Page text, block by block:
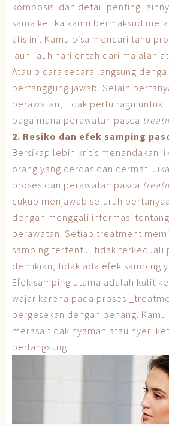
komposisi dan detail penting
sama ketika kamu bermaksud
alis ini. Kamu bisa mencari tahu
jauh-jauh hari entah dari majalah
Atau bicara secara langsung
bertanggung jawab. Selain
perawatan, tidak perlu ragu untuk
bagaimana perawatan pasca
2. Resiko dan efek samping
Bersikap lebih kritis menandakan
orang yang cerdas dan cermat.
proses dan perawatan pasca
cukup menjawab seluruh
dengan menggali informasi
perawatan. Setiap treatment
samping tertentu, tidak terkecuali
demikian, tidak ada efek samping
Efek samping utama adalah kulit
wajar karena pada proses
bergesekan dengan benang. Kamu
merasa tidak nyaman atau nyeri
berlangsung.